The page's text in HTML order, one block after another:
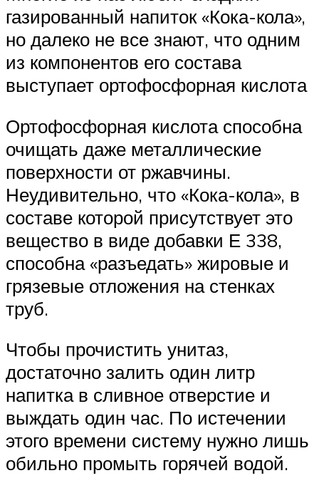
газированный напиток «Кока-кола»,
но далеко не все знают, что одним
из компонентов его состава
выступает ортофосфорная кислота
Ортофосфорная кислота способна
очищать даже металлические
поверхности от ржавчины.
Неудивительно, что «Кока-кола», в
составе которой присутствует это
вещество в виде добавки Е 338,
способна «разъедать» жировые и
грязевые отложения на стенках
труб.
Чтобы прочистить унитаз,
достаточно залить один литр
напитка в сливное отверстие и
выждать один час. По истечении
этого времени систему нужно лишь
обильно промыть горячей водой.